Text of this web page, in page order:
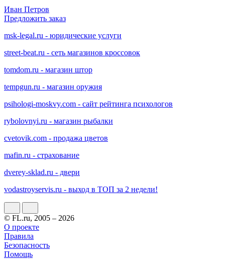
Иван Петров
Предложить заказ
msk-legal.ru - юридические услуги
street-beat.ru - cеть магазинов кроссовок
tomdom.ru - магазин штор
tempgun.ru - магазин оружия
psihologi-moskvy.com - сайт рейтинга психологов
rybolovnyi.ru - магазин рыбалки
cvetovik.com - продажа цветов
mafin.ru - страхование
dverey-sklad.ru - двери
vodastroyservis.ru - выход в ТОП за 2 недели!
© FL.ru, 2005 – 2026
О проекте
Правила
Безопасность
Помощь